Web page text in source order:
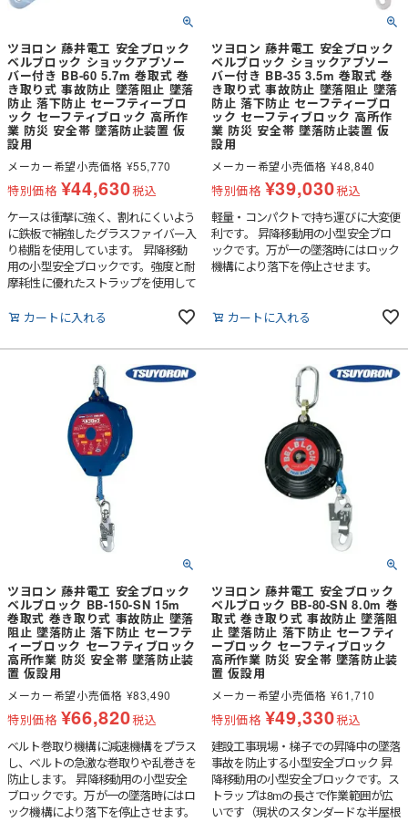
ツヨロン 藤井電工 安全ブロック
ベルブロック ショックアブソー
バー付き BB-60 5.7m 巻取式 巻
き取り式 事故防止 墜落阻止 墜落
防止 落下防止 セーフティーブロ
ック セーフティブロック 高所作
業 防災 安全帯 墜落防止装置 仮
設用
メーカー希望小売価格 ¥55,770
特別価格 ¥44,630税込
ケースは衝撃に強く、割れにくいよう
に鉄板で補強したグラスファイバー入
り樹脂を使用しています。 昇降移動
用の小型安全ブロックです。強度と耐
摩耗性に優れたストラップを使用して
構により落下を停止させます。
カートに入れる
ツヨロン 藤井電工 安全ブロック
ベルブロック ショックアブソー
バー付き BB-35 3.5m 巻取式 巻
き取り式 事故防止 墜落阻止 墜落
防止 落下防止 セーフティーブロ
ック セーフティブロック 高所作
業 防災 安全帯 墜落防止装置 仮
設用
メーカー希望小売価格 ¥48,840
特別価格 ¥39,030税込
軽量・コンパクトで持ち運びに大変便
利です。 昇降移動用の小型安全ブロ
ックです。万が一の墜落時にはロック
機構により落下を停止させます。
カートに入れる
ツヨロン 藤井電工 安全ブロック
ベルブロック BB-150-SN 15m
巻取式 巻き取り式 事故防止 墜落
阻止 墜落防止 落下防止 セーフテ
ィーブロック セーフティブロック
高所作業 防災 安全帯 墜落防止装
置 仮設用
メーカー希望小売価格 ¥83,490
特別価格 ¥66,820税込
ベルト巻取り機構に減速機構をプラス
し、ベルトの急激な巻取りや乱巻きを
防止します。 昇降移動用の小型安全
ブロックです。万が一の墜落時にはロ
ック機構により落下を停止させます。
ツヨロン 藤井電工 安全ブロック
ベルブロック BB-80-SN 8.0m 巻
取式 巻き取り式 事故防止 墜落阻
止 墜落防止 落下防止 セーフティ
ーブロック セーフティブロック
高所作業 防災 安全帯 墜落防止装
置 仮設用
メーカー希望小売価格 ¥61,710
特別価格 ¥49,330税込
建設工事現場・梯子での昇降中の墜落
事故を防止する小型安全ブロック 昇
降移動用の小型安全ブロックです。ス
トラップは8mの長さで作業範囲が広
いです（現状のスタンダードな半屋根